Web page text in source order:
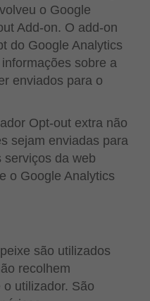
o Google
Add-on. O add-on
do Google Analytics
sobre a
enviados para o
Opt-out extra não
sejam enviadas para
serviços da web
o Google Analytics
são utilizados
recolhem
utilizador. São